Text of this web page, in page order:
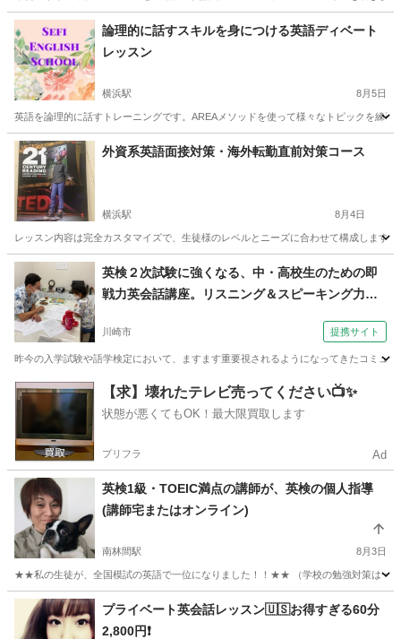
を募集中！経験豊富なネイティブ講師と一緒に英
語力をレベルアップしましょう！ 英語のネイティ
ブスピーカーと一緒に英語を学ぶ
神奈川 藤沢市 鵠沼海岸駅 英会話 ネイティブスピーカー
論理的に話すスキルを身につける英語ディベート
レッスン
横浜駅 8月5日
英語を論理的に話すトレーニングです。AREAメソッドを使って様々なトピックを練
神奈川 横浜市 横浜駅 英語 スピーキング
外資系英語面接対策・海外転勤直前対策コース
横浜駅 8月4日
レッスン内容は完全カスタマイズで、生徒様のレベルとニーズに合わせて構成しま
神奈川 横浜市 横浜駅 ビジネス英語 プレゼンテーション
英検２次試験に強くなる、中・高校生のための即
戦力英会話講座。リスニング＆スピーキング力を
校）
川崎市 提携サイト
昨今の入学試験や語学検定において、ますます重要視されるようになってきたコミュ
神奈川 川崎市 英会話
【求】壊れたテレビ売ってください📺✨
状態が悪くてもOK！最大限買取します
プリフラ Ad
英検1級・TOEIC満点の講師が、英検の個人指導
(講師宅またはオンライン)
南林間駅 8月3日
★★私の生徒が、全国模試の英語で一位になりました！！★★ （学校の勉強対策は一
神奈川 大和市 南林間駅 英検
プライベート英会話レッスン🇺🇸お得すぎる60分
2,800円❗️